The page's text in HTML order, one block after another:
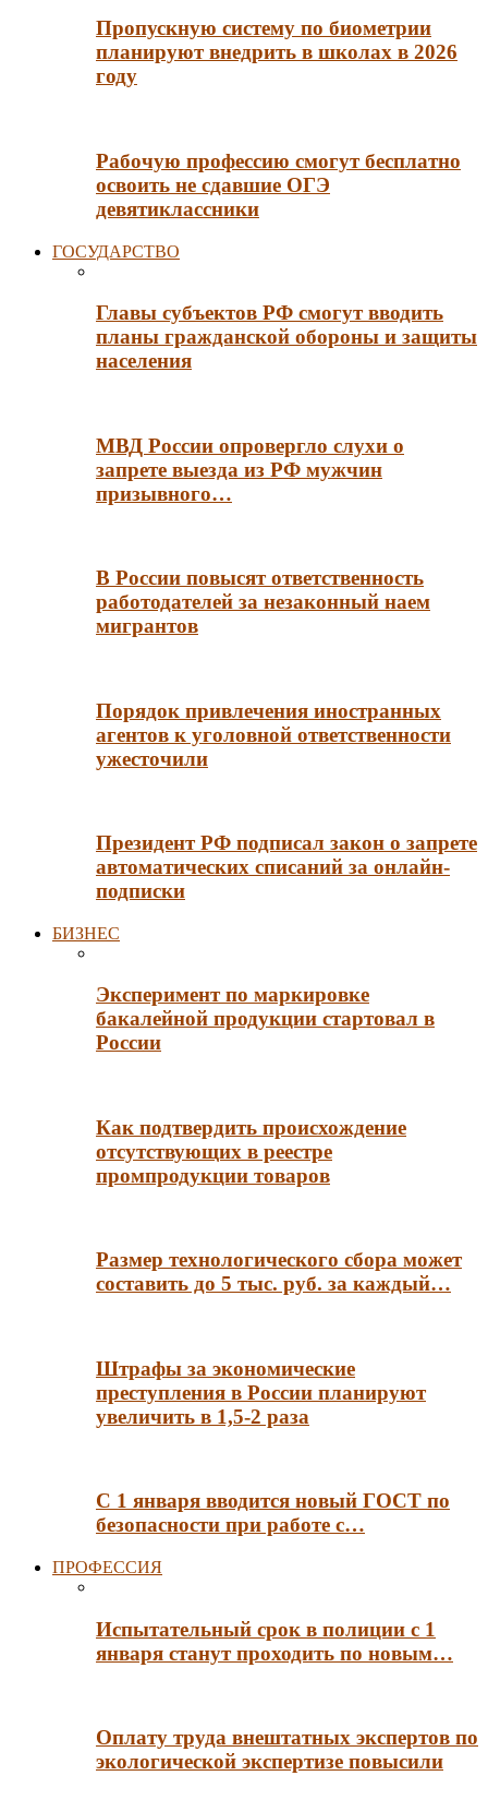
Пропускную систему по биометрии
планируют внедрить в школах в 2026
году
Рабочую профессию смогут бесплатно
освоить не сдавшие ОГЭ
девятиклассники
ГОСУДАРСТВО
Главы субъектов РФ смогут вводить
планы гражданской обороны и защиты
населения
МВД России опровергло слухи о
запрете выезда из РФ мужчин
призывного…
В России повысят ответственность
работодателей за незаконный наем
мигрантов
Порядок привлечения иностранных
агентов к уголовной ответственности
ужесточили
Президент РФ подписал закон о запрете
автоматических списаний за онлайн-
подписки
БИЗНЕС
Эксперимент по маркировке
бакалейной продукции стартовал в
России
Как подтвердить происхождение
отсутствующих в реестре
промпродукции товаров
Размер технологического сбора может
составить до 5 тыс. руб. за каждый…
Штрафы за экономические
преступления в России планируют
увеличить в 1,5-2 раза
С 1 января вводится новый ГОСТ по
безопасности при работе с…
ПРОФЕССИЯ
Испытательный срок в полиции с 1
января станут проходить по новым…
Оплату труда внештатных экспертов по
экологической экспертизе повысили